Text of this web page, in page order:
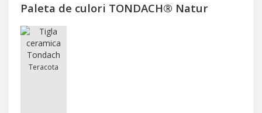
Paleta de culori TONDACH® Natur
Teracota